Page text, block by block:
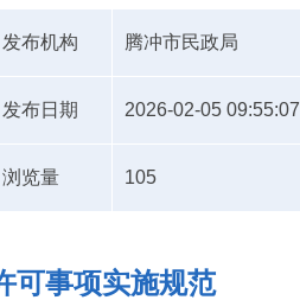
发布机构 腾冲市民政局
发布日期 2026-02-05 09:55:07
浏览量 105
可事项实施规范